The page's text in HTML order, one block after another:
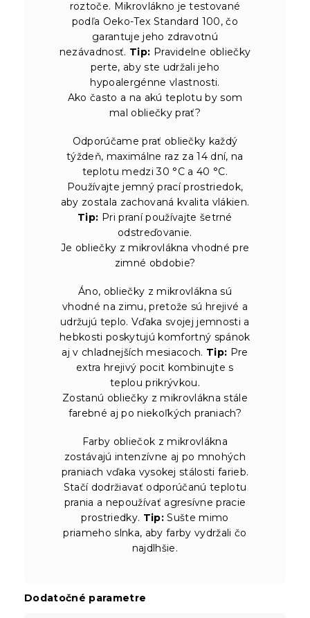
roztoče. Mikrovlákno je testované
podľa Oeko-Tex Standard 100, čo
garantuje jeho zdravotnú
nezávadnosť. Tip: Pravidelne obliečky
perte, aby ste udržali jeho
hypoalergénne vlastnosti.
Ako často a na akú teplotu by som
mal obliečky prať?
Odporúčame prať obliečky každý
týždeň, maximálne raz za 14 dní, na
teplotu medzi 30 °C a 40 °C.
Používajte jemný prací prostriedok,
aby zostala zachovaná kvalita vlákien.
Tip: Pri praní používajte šetrné
odstreďovanie.
Je obliečky z mikrovlákna vhodné pre
zimné obdobie?
Áno, obliečky z mikrovlákna sú
vhodné na zimu, pretože sú hrejivé a
udržujú teplo. Vďaka svojej jemnosti a
hebkosti poskytujú komfortný spánok
aj v chladnejších mesiacoch. Tip: Pre
extra hrejivý pocit kombinujte s
teplou prikrývkou.
Zostanú obliečky z mikrovlákna stále
farebné aj po niekoľkých praniach?
Farby obliečok z mikrovlákna
zostávajú intenzívne aj po mnohých
praniach vďaka vysokej stálosti farieb.
Stačí dodržiavať odporúčanú teplotu
prania a nepoužívať agresívne pracie
prostriedky. Tip: Sušte mimo
priameho slnka, aby farby vydržali čo
najdlhšie.
Dodatočné parametre